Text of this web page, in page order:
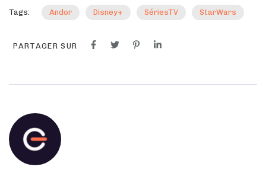
Tags: Andor Disney+ SériesTV StarWars
PARTAGER SUR